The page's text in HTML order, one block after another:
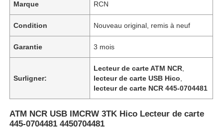
Marque RCN
Condition Nouveau original, remis à neuf
Garantie 3 mois
Surligner:
Lecteur de carte ATM NCR
lecteur de carte USB Hico
lecteur de carte NCR 445-0704481
ATM NCR USB IMCRW 3TK Hico Lecteur de carte
445-0704481 4450704481